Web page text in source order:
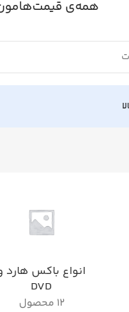
همه‌ی قیمت‌هامون
انواع باکس هارد
DVD
12 محصول